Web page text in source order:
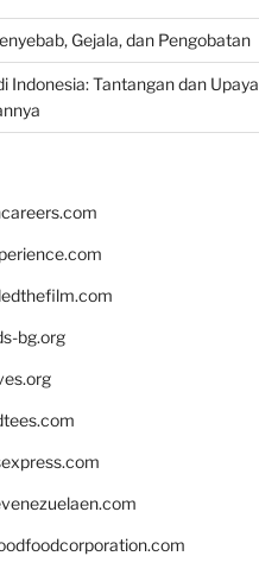
Gejala, dan Pengobatan
Indonesia: Tantangan dan Upaya
bg.org